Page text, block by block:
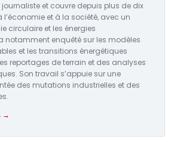
journaliste et couvre depuis plus de dix
l’économie et à la société, avec un
circulaire et les énergies
notamment enquêté sur les modèles
et les transitions énergétiques
reportages de terrain et des analyses
Son travail s’appuie sur une
des mutations industrielles et des
→